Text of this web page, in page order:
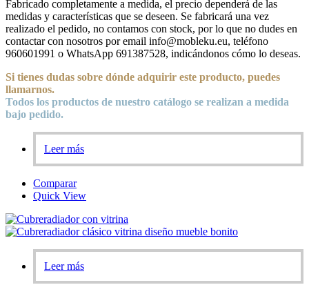
Fabricado completamente a medida, el precio dependerá de las
medidas y características que se deseen. Se fabricará una vez
realizado el pedido, no contamos con stock, por lo que no dudes en
contactar con nosotros por email info@mobleku.eu, teléfono
960601991 o WhatsApp 691387528, indicándonos cómo lo deseas.
Si tienes dudas sobre dónde adquirir este producto, puedes
llamarnos.
Todos los productos de nuestro catálogo se realizan a medida
bajo pedido.
Leer más
Comparar
Quick View
Leer más